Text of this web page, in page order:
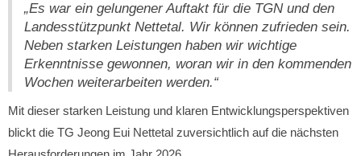
„Es war ein gelungener Auftakt für die TGN und den
Landesstützpunkt Nettetal. Wir können zufrieden sein.
Neben starken Leistungen haben wir wichtige
Erkenntnisse gewonnen, woran wir in den kommenden
Wochen weiterarbeiten werden.“
Mit dieser starken Leistung und klaren Entwicklungsperspektiven
blickt die TG Jeong Eui Nettetal zuversichtlich auf die nächsten